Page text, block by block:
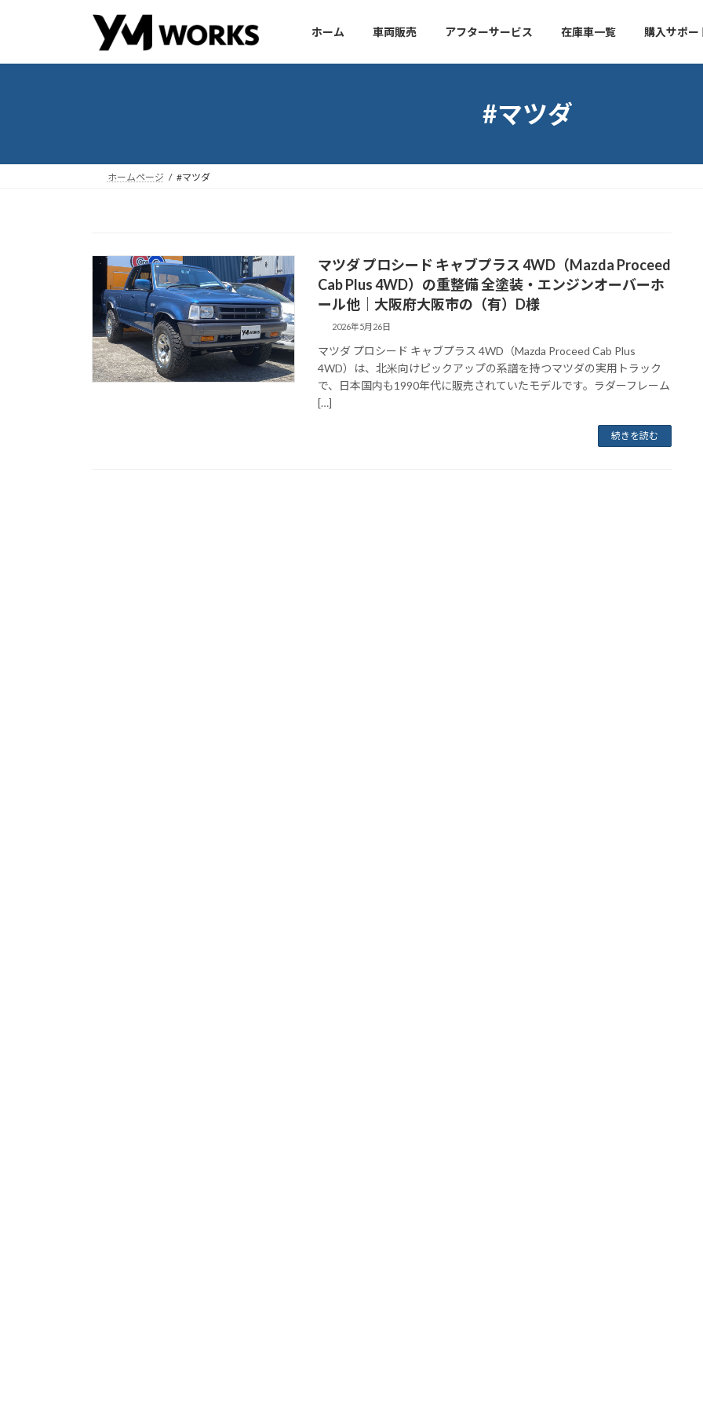
ン
ー
ホーム 車両販売 アフターサービス 在庫車一覧 購入サポー
#マツダ
ホームページ #マツダ
マツダ プロシード キャブプラス 4WD（Mazda Proceed
Cab Plus 4WD）の重整備 全塗装・エンジンオーバーホ
ール他｜大阪府大阪市の（有）D様
2026年5月26日
マツダ プロシード キャブプラス 4WD（Mazda Proceed Cab Plus
4WD）は、北米向けピックアップの系譜を持つマツダの実用トラック
で、日本国内も1990年代に販売されていたモデルです。ラダーフレーム
[…]
続きを読む